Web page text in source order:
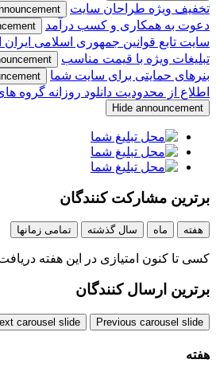
تخفیف ویژه طراحان سایت
دعوت به همکاری و کسب درآمد
سایت تابع قوانین جمهوری اسلامی
تبلیغات ویژه با قیمت مناسب
بنرهای حمایتی برای سایت شما
اطلاع از محدودیت دانلود روزانه گروه
Hide announcement
برترین مشارکت کنندگان
هفته ماه سال گذشته تمامی زمانها
کسی تا کنون امتیازی در این هفته
برترین ارسال‌ کنندگان
Previous carousel slide
carousel slide
هفته